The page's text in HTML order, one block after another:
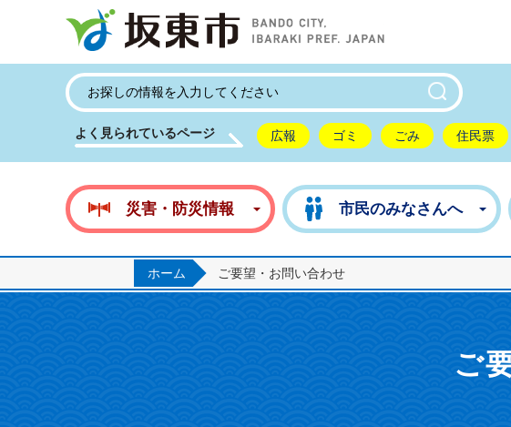
よく見られているページ 広報 ゴミ ごみ 住民票
災害・防災情報 市民のみなさんへ
ホーム ご要望・お問い合わせ
ご